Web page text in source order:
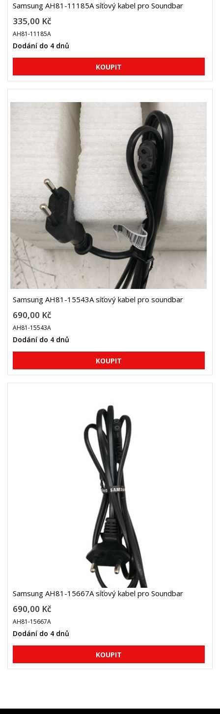
Samsung AH81-11185A síťový kabel pro Soundbar
335,00 Kč
AH81-11185A
Dodání do 4 dnů
Samsung AH81-15543A síťový kabel pro soundbar
690,00 Kč
AH81-15543A
Dodání do 4 dnů
Samsung AH81-15667A síťový kabel pro Soundbar
690,00 Kč
AH81-15667A
Dodání do 4 dnů